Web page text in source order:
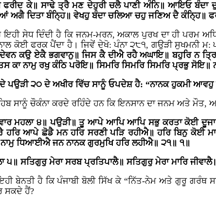
ਕੇ॥ ਸਾਢੇ ਤ੍ਰੈ ਮਣ ਦੇਹੁਰੀ ਚਲੈ ਪਾਣੀ ਅੰਨਿ॥ ਆਇਓ ਬੰਦਾ
ਅਗੈ ਦਿਤਾ ਬੰਨ੍ਹਿ॥ ਵੇਖਹੁ ਬੰਦਾ ਚਲਿਆ ਚਹੁ ਜਣਿਅ ਦੈ ਕੰਨ੍ਹਿ॥
ਇਹੀ ਸੇਧ ਦਿੰਦੀ ਹੈ ਕਿ ਜਨਮ-ਮਰਨ, ਅਕਾਲ ਪੁਰਖ ਦਾ ਹੀ ਪਰਮ
ਕੋਈ ਫਰਕ ਪੈਂਦਾ ਹੈ। ਜਿਵੇਂ ਦੇਖੋ: ਪੰਨਾ ੨੮੧, ਗਉੜੀ ਸੁਖਮਨੀ
ਕਉ ਏਕੈ ਭਗਵਾਨੁ॥ ਜਿਸ ਕੈ ਦੀਐ ਰਹੈ ਅਘਾਇ॥ ਬਹੁਰਿ ਨ
ਕਾ ਨਾਮੁ ਰਖੁ ਕੰਠਿ ਪਰੋਇ॥ ਸਿਮਰਿ ਸਿਮਰਿ ਸਿਮਰਿ ਪ੍ਰਭੁ ਸੋਇ॥
ਦੇ ਪਉੜੀ ੨੦ ਦੇ ਅਖੀਰ ਵਿੱਚ ਸਾਨੂੰ ਓਪਦੇਸ਼ ਹੈ: “ਨਾਨਕ ਹੁਕਮੀ ਆਵਹੁ
ਸਾਨੂੰ ਚੌਕੰਨਾ ਕਰਦੇ ਰਹਿੰਦੇ ਹਨ ਕਿ ਇਨਸਾਨ ਦਾ ਜਨਮ ਅਤੇ ਮੌਤ,
ਮਹਲਾ ੪॥ ਪਉੜੀ॥ ਤੂ ਆਪੇ ਆਪਿ ਆਪਿ ਸਭੁ ਕਰਤਾ ਕੋਈ
ਹਰਿ ਆਪੇ ਛੋਡੈ ਮਨ ਹਰਿ ਸਰਣੀ ਪੜਿ ਰਹੀਐ॥ ਹਰਿ ਬਿਨੁ ਕੋਈ
ਧਿਆਈਐ ਜਨ ਨਾਨਕ ਗੁਰਮੁਖਿ ਹਰਿ ਲਹੀਐ॥ ੨੧॥ ੧॥
੫॥ ਸਤਿਗੁਰੁ ਮੇਰਾ ਸਰਬ ਪ੍ਰਤਿਪਾਲੈ॥ ਸਤਿਗੁਰੁ ਮੇਰਾ ਮਾਰਿ
ਬੇਨਤੀ ਹੈ ਕਿ ਪੰਜਾਬੀ ਬੋਲੀ ਸਿੱਖ ਕੇ “ਨਿੱਤ-ਨੇਮ ਅਤੇ ਗੁਰੂ
ਸਕਦੇ ਹੈਂ?